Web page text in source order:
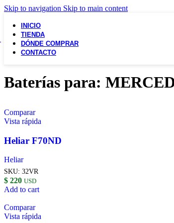
Skip to navigation Skip to main content
INICIO
TIENDA
DÓNDE COMPRAR
CONTACTO
Baterías para:
Comparar
Vista rápida
Heliar F70ND
Heliar
SKU: 32VR
$ 220 USD
Add to cart
Comparar
Vista rápida